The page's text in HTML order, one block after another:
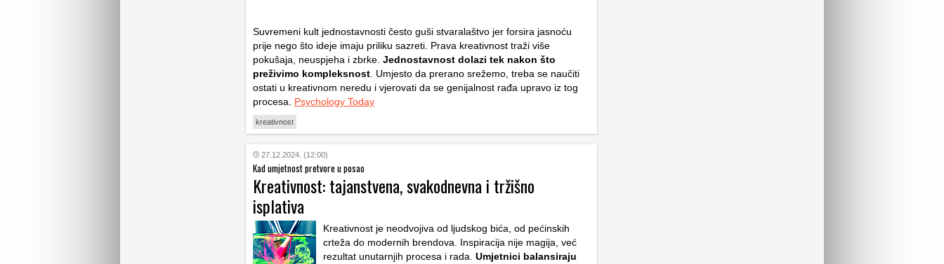
Suvremeni kult jednostavnosti često guši stvaralaštvo jer forsira jasnoću
prije nego što ideje imaju priliku sazreti. Prava kreativnost traži više
pokušaja, neuspjeha i zbrke. Jednostavnost dolazi tek nakon što
preživimo kompleksnost. Umjesto da prerano srežemo, treba se naučiti
ostati u kreativnom neredu i vjerovati da se genijalnost rađa upravo iz tog
procesa. Psychology Today
kreativnost
27.12.2024. (12:00)
Kad umjetnost pretvore u posao
Kreativnost: tajanstvena, svakodnevna i tržišno
isplativa
Kreativnost je neodvojiva od ljudskog bića, od pećinskih
crteža do modernih brendova. Inspiracija nije magija, već
rezultat unutarnjih procesa i rada. Umjetnici balansiraju